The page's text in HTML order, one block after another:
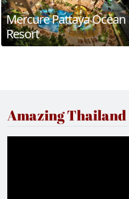
Mercure Pattaya Ocean
Resort
Amazing Thailand